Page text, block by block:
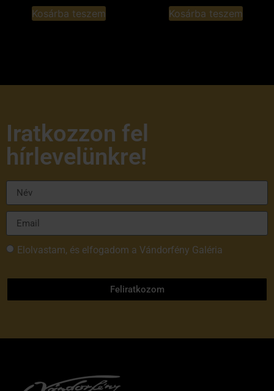
Kosárba teszem
Kosárba teszem
Iratkozzon fel
hírlevelünkre!
Elolvastam, és elfogadom a Vándorfény Galéria
Feliratkozom